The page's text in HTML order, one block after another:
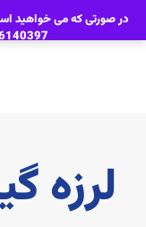
لرزه
در صورتی که می خواهید
02146140397